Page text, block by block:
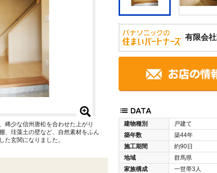
有限会
建物種別
戸建て
築年数
築44年
施工期間
約90日
地域
群馬県
家族構成
一世帯3人
稀少な信州唐松を合わせた上がり
、珪藻土の壁など、自然素材をふん
た玄関になりました。